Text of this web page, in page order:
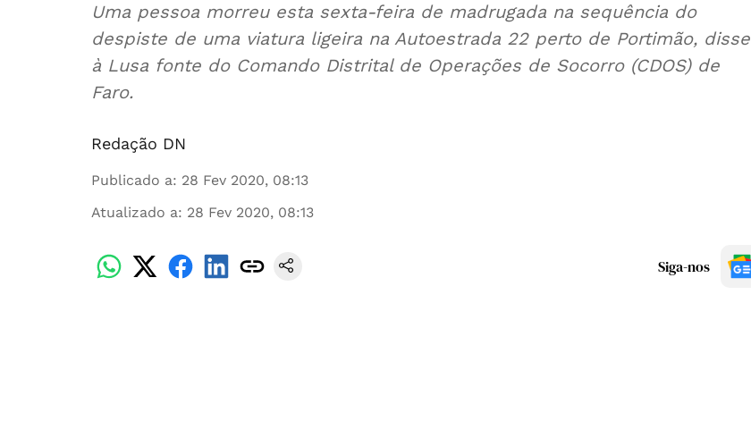
Uma pessoa morreu esta sexta-feira de madrugada na sequência do
despiste de uma viatura ligeira na Autoestrada 22 perto de Portimão, disse
à Lusa fonte do Comando Distrital de Operações de Socorro (CDOS) de
Faro.
Redação DN
Publicado a: 28 Fev 2020, 08:13
Atualizado a: 28 Fev 2020, 08:13
Siga-nos